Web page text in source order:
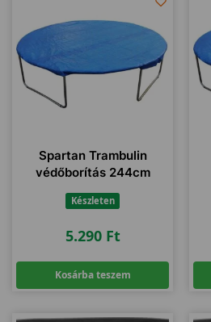
Spartan Trambulin
védőborítás 244cm
Készleten
5.290 Ft
Kosárba teszem